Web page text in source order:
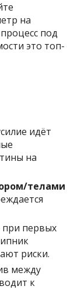
на
под
это топ-
идёт
на
телами
первых
риски.
между
к